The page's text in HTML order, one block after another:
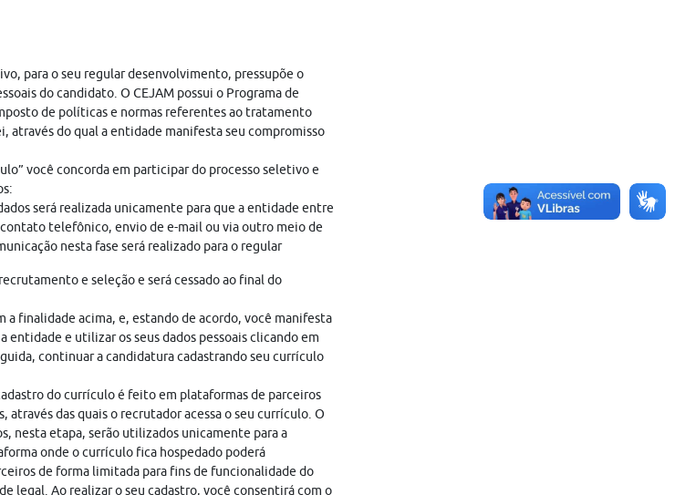
para o seu regular desenvolvimento, pressupõe o
do candidato. O CEJAM possui o Programa de
de políticas e normas referentes ao tratamento
através do qual a entidade manifesta seu compromisso
você concorda em participar do processo seletivo e
será realizada unicamente para que a entidade entre
telefônico, envio de e-mail ou via outro meio de
nesta fase será realizado para o regular
e seleção e será cessado ao final do
finalidade acima, e, estando de acordo, você manifesta
e utilizar os seus dados pessoais clicando em
continuar a candidatura cadastrando seu currículo
do currículo é feito em plataformas de parceiros
através das quais o recrutador acessa o seu currículo. O
nesta etapa, serão utilizados unicamente para a
onde o currículo fica hospedado poderá
de forma limitada para fins de funcionalidade do
legal. Ao realizar o seu cadastro, você consentirá com o